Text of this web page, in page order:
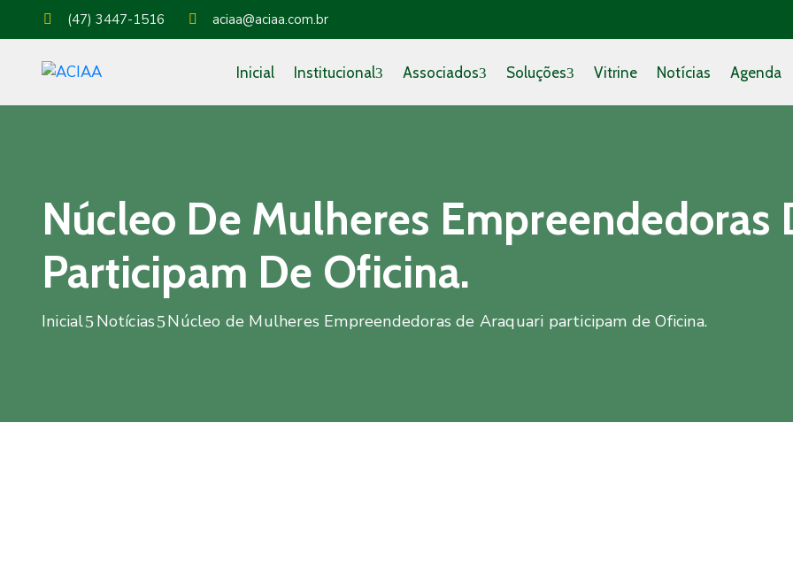
(47) 3447-1516 aciaa@aciaa.com.br
Inicial Institucional Associados Soluções Vitrine Notícias Agenda
Núcleo De Mulheres Empreendedoras
Participam De Oficina.
Inicial Notícias Núcleo de Mulheres Empreendedoras de Araquari participam de Oficina.